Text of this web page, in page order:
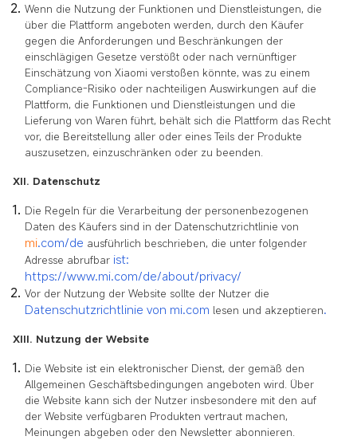
Wenn die Nutzung der Funktionen und Dienstleistungen, die
über die Plattform angeboten werden, durch den Käufer
gegen die Anforderungen und Beschränkungen der
einschlägigen Gesetze verstößt oder nach vernünftiger
Einschätzung von Xiaomi verstoßen könnte, was zu einem
Compliance-Risiko oder nachteiligen Auswirkungen auf die
Plattform, die Funktionen und Dienstleistungen und die
Lieferung von Waren führt, behält sich die Plattform das Recht
vor, die Bereitstellung aller oder eines Teils der Produkte
auszusetzen, einzuschränken oder zu beenden.
XII. Datenschutz
Die Regeln für die Verarbeitung der personenbezogenen
Daten des Käufers sind in der Datenschutzrichtlinie von
mi.com/de ausführlich beschrieben, die unter folgender
Adresse abrufbar ist:
https://www.mi.com/de/about/privacy/
Vor der Nutzung der Website sollte der Nutzer die
Datenschutzrichtlinie von mi.com lesen und akzeptieren.
XIII. Nutzung der Website
Die Website ist ein elektronischer Dienst, der gemäß den
Allgemeinen Geschäftsbedingungen angeboten wird. Über
die Website kann sich der Nutzer insbesondere mit den auf
der Website verfügbaren Produkten vertraut machen,
Meinungen abgeben oder den Newsletter abonnieren.